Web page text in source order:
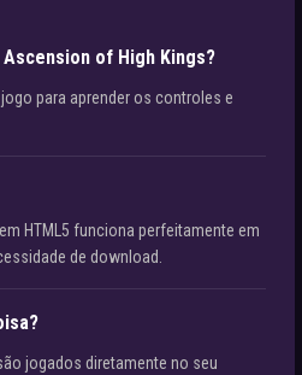
of High Kings?
para aprender os controles e
HTML5 funciona perfeitamente em
de download.
jogados diretamente no seu